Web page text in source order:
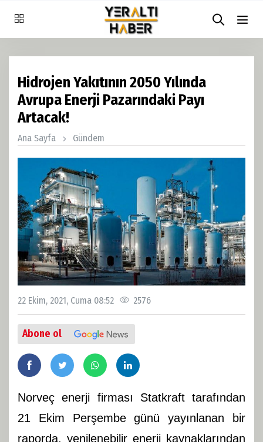
Hidrojen Yakıtının 2050 Yılında
Avrupa Enerji Pazarındaki Payı
Artacak!
Ana Sayfa Gündem
22 Ekim, 2021, Cuma 08:52 2576
Abone ol
Norveç enerji firması Statkraft tarafından
21 Ekim Perşembe günü yayınlanan bir
raporda, yenilenebilir enerji kaynaklarından